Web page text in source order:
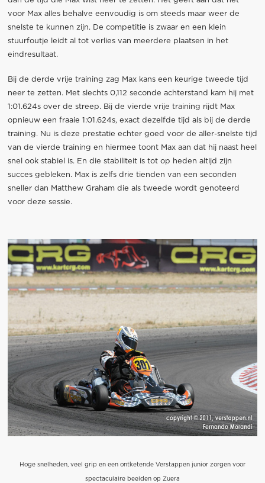
voor Max alles behalve eenvoudig is om steeds maar weer de
snelste te kunnen zijn. De competitie is zwaar en een klein
stuurfoutje leidt al tot verlies van meerdere plaatsen in het
eindresultaat.
Bij de derde vrije training zag Max kans een keurige tweede tijd
neer te zetten. Met slechts 0,112 seconde achterstand kam hij met
1:01.624s over de streep. Bij de vierde vrije training rijdt Max
opnieuw een fraaie 1:01.624s, exact dezelfde tijd als bij de derde
training. Nu is deze prestatie echter goed voor de aller-snelste tijd
van de vierde training en hiermee toont Max aan dat hij naast heel
snel ook stabiel is. En die stabiliteit is tot op heden altijd zijn
succes gebleken. Max is zelfs drie tienden van een seconden
sneller dan Matthew Graham die als tweede wordt genoteerd
voor deze sessie.
Hoge snelheden, veel grip en een ontketende Verstappen junior zorgen voor
spectaculaire beelden op Zuera